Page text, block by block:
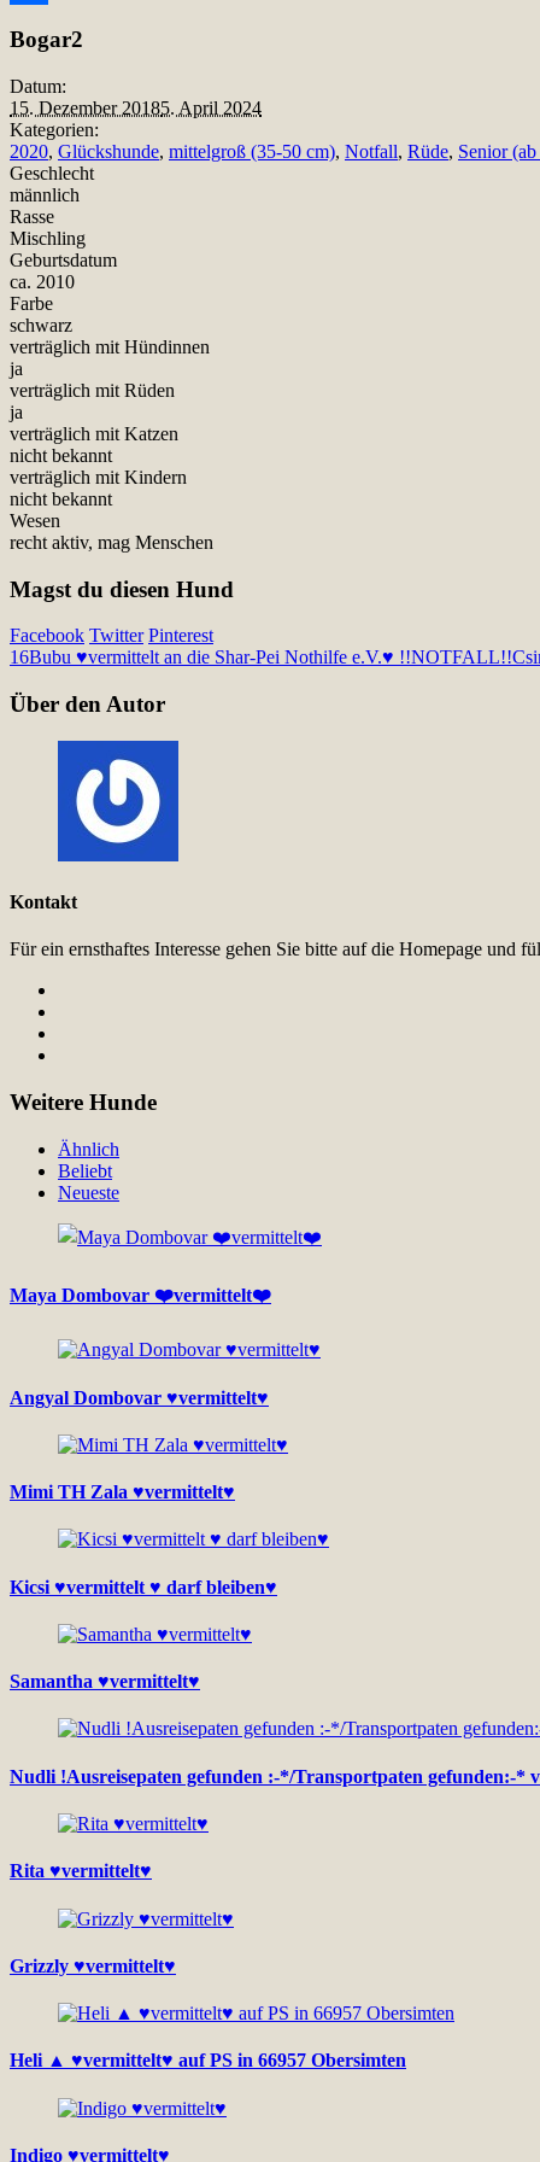
Bogar2
Datum:
15. Dezember 20185. April 2024
Kategorien:
2020, Glückshunde, mittelgroß (35-50 cm), Notfall, Rüde, Senior
Geschlecht
männlich
Rasse
Mischling
Geburtsdatum
ca. 2010
Farbe
schwarz
verträglich mit Hündinnen
ja
verträglich mit Rüden
ja
verträglich mit Katzen
nicht bekannt
verträglich mit Kindern
nicht bekannt
Wesen
recht aktiv, mag Menschen
Magst du diesen Hund
Facebook Twitter Pinterest
16Bubu ♥vermittelt an die Shar-Pei Nothilfe e.V.♥ !!NOTFALL!!
Über den Autor
Kontakt
Für ein ernsthaftes Interesse gehen Sie bitte auf die Homepage und
Weitere Hunde
Ähnlich
Beliebt
Neueste
Maya Dombovar ❤️vermittelt❤️
Angyal Dombovar ♥vermittelt♥
Mimi TH Zala ♥vermittelt♥
Kicsi ♥vermittelt ♥ darf bleiben♥
Samantha ♥vermittelt♥
Nudli !Ausreisepaten gefunden :-*/Transportpaten gefunden:-*
Rita ♥vermittelt♥
Grizzly ♥vermittelt♥
Heli ▲ ♥vermittelt♥ auf PS in 66957 Obersimten
Indigo ♥vermittelt♥